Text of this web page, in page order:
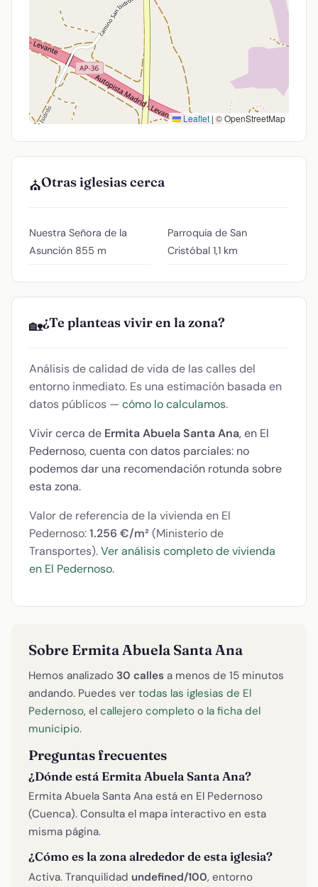
Leaflet| © OpenStreetMap
⛪Otras iglesias cerca
Nuestra Señora de la
Asunción 855 m
Parroquia de San
Cristóbal 1,1 km
🏡¿Te planteas vivir en la zona?
Análisis de calidad de vida de las calles del
entorno inmediato. Es una estimación basada en
datos públicos — cómo lo calculamos.
Vivir cerca de Ermita Abuela Santa Ana, en El
Pedernoso, cuenta con datos parciales: no
podemos dar una recomendación rotunda sobre
esta zona.
Valor de referencia de la vivienda en El
Pedernoso:1.256 €/m² (Ministerio de
Transportes).Ver análisis completo de vivienda
en El Pedernoso.
Sobre Ermita Abuela Santa Ana
Hemos analizado 30 calles a menos de 15 minutos
andando. Puedes ver todas las iglesias de El
Pedernoso, el callejero completo o la ficha del
municipio.
Preguntas frecuentes
¿Dónde está Ermita Abuela Santa Ana?
Ermita Abuela Santa Ana está en El Pedernoso
(Cuenca). Consulta el mapa interactivo en esta
misma página.
¿Cómo es la zona alrededor de esta iglesia?
Activa. Tranquilidad undefined/100, entorno